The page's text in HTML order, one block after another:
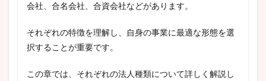
会社、合名会社、合資会社などがあります。
それぞれの特徴を理解し、自身の事業に最適な形態を選
択することが重要です。
この章では、それぞれの法人種類について詳しく解説し